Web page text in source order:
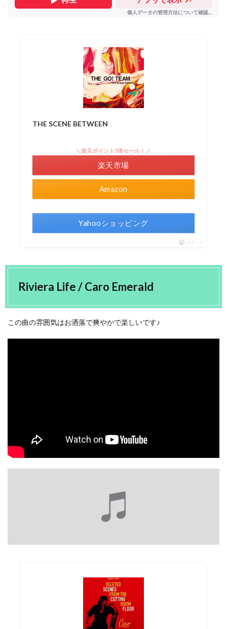
THE SCENE BETWEEN
Amazon
＼楽天ポイント5倍セール！／
楽天市場
Yahooショッピング
ポチップ
Riviera Life/ Caro Emerald
この曲の雰囲気はお洒落で爽やかで楽しいです♪